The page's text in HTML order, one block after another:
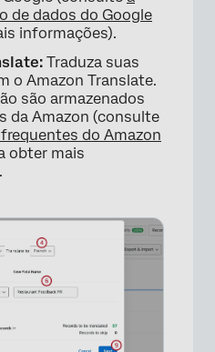
de dados do Google
informações).
Traduza suas
o Amazon Translate.
são armazenados
da Amazon (consulte
do Amazon
obter mais